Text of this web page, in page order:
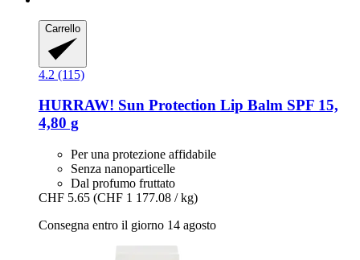
Carrello
4.2 (115)
HURRAW! Sun Protection Lip Balm SPF 15,
4,80 g
Per una protezione affidabile
Senza nanoparticelle
Dal profumo fruttato
CHF 5.65 (CHF 1 177.08 / kg)
Consegna entro il giorno 14 agosto